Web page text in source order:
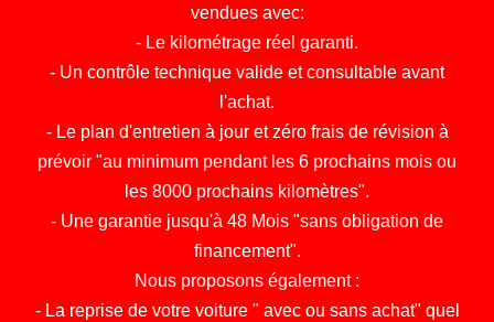
vendues avec:
- Le kilométrage réel garanti.
- Un contrôle technique valide et consultable avant
l'achat.
- Le plan d'entretien à jour et zéro frais de révision à
prévoir "au minimum pendant les 6 prochains mois ou
les 8000 prochains kilomètres".
- Une garantie jusqu'à 48 Mois "sans obligation de
financement".
Nous proposons également :
- La reprise de votre voiture " avec ou sans achat" quel